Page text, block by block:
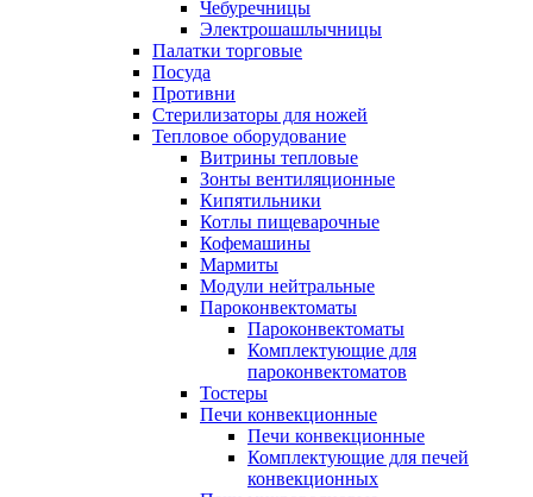
Чебуречницы
Электрошашлычницы
Палатки торговые
Посуда
Противни
Стерилизаторы для ножей
Тепловое оборудование
Витрины тепловые
Зонты вентиляционные
Кипятильники
Котлы пищеварочные
Кофемашины
Мармиты
Модули нейтральные
Пароконвектоматы
Пароконвектоматы
Комплектующие для
пароконвектоматов
Тостеры
Печи конвекционные
Печи конвекционные
Комплектующие для печей
конвекционных